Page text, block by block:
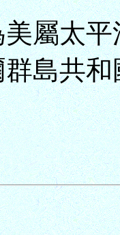
屬太
島共